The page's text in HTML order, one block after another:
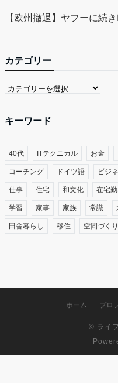
【欧州撤退】ヤフーに続
カテゴリー
キーワード
40代 ITテクニカル お金
コーチング ドイツ語 ビジ
仕事 住宅 和文化 在宅
学習 家事 家族 常識
田舎暮らし 移住 空間づくり
ホーム プロ
© ライ